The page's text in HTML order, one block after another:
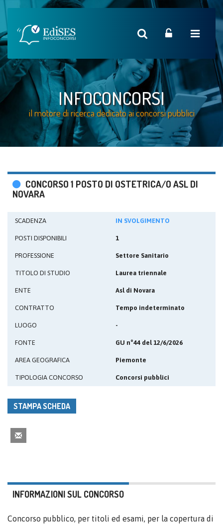
INFOCONCORSI
il motore di ricerca dedicato ai concorsi pubblici
CONCORSO 1 POSTO DI OSTETRICA/O ASL DI
NOVARA
SCADENZA IN SVOLGIMENTO
POSTI DISPONIBILI 1
PROFESSIONE Settore Sanitario
TITOLO DI STUDIO Laurea triennale
ENTE Asl di Novara
CONTRATTO Tempo indeterminato
LUOGO -
FONTE GU n°44 del 12/6/2026
AREA GEOGRAFICA Piemonte
TIPOLOGIA CONCORSO Concorsi pubblici
STAMPA SCHEDA
INFORMAZIONI SUL CONCORSO
Concorso pubblico, per titoli ed esami, per la copertura di